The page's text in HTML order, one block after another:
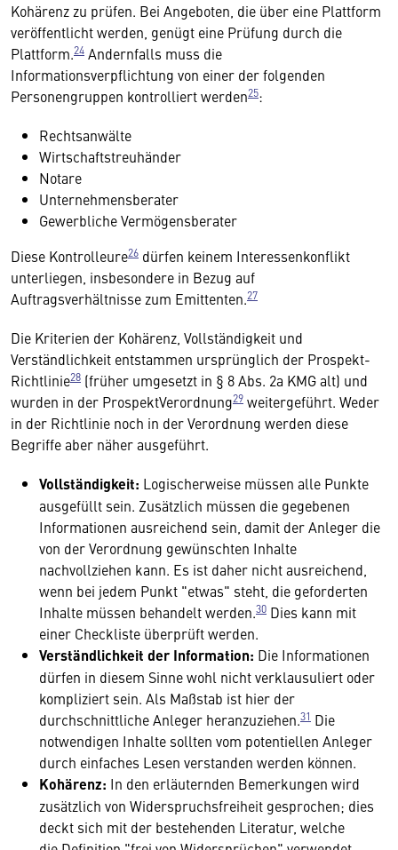
Kohärenz zu prüfen. Bei Angeboten, die über eine Plattform
veröffentlicht werden, genügt eine Prüfung durch die
Plattform.24 Andernfalls muss die
Informationsverpflichtung von einer der folgenden
Personengruppen kontrolliert werden25:
Rechtsanwälte
Wirtschaftstreuhänder
Notare
Unternehmensberater
Gewerbliche Vermögensberater
Diese Kontrolleure26 dürfen keinem Interessenkonflikt
unterliegen, insbesondere in Bezug auf
Auftragsverhältnisse zum Emittenten.27
Die Kriterien der Kohärenz, Vollständigkeit und
Verständlichkeit entstammen ursprünglich der Prospekt-
Richtlinie28 (früher umgesetzt in § 8 Abs. 2a KMG alt) und
wurden in der ProspektVerordnung29 weitergeführt. Weder
in der Richtlinie noch in der Verordnung werden diese
Begriffe aber näher ausgeführt.
Vollständigkeit: Logischerweise müssen alle Punkte
ausgefüllt sein. Zusätzlich müssen die gegebenen
Informationen ausreichend sein, damit der Anleger die
von der Verordnung gewünschten Inhalte
nachvollziehen kann. Es ist daher nicht ausreichend,
wenn bei jedem Punkt "etwas" steht, die geforderten
Inhalte müssen behandelt werden.30 Dies kann mit
einer Checkliste überprüft werden.
Verständlichkeit der Information: Die Informationen
dürfen in diesem Sinne wohl nicht verklausuliert oder
kompliziert sein. Als Maßstab ist hier der
durchschnittliche Anleger heranzuziehen.31 Die
notwendigen Inhalte sollten vom potentiellen Anleger
durch einfaches Lesen verstanden werden können.
Kohärenz: In den erläuternden Bemerkungen wird
zusätzlich von Widerspruchsfreiheit gesprochen; dies
deckt sich mit der bestehenden Literatur, welche